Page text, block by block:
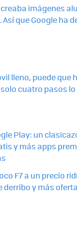
imágenes
Así que Google ha
lleno, puede que
cuatro pasos
Play: un
y más apps
F7 a un precio
derribo y más